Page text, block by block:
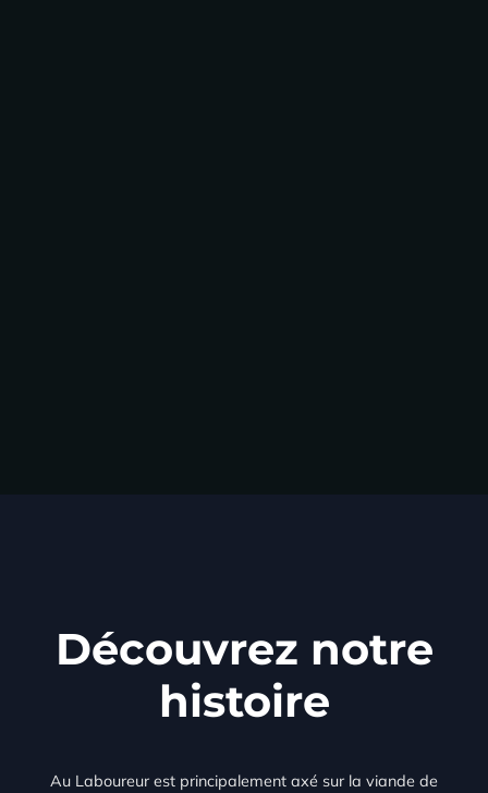
Découvrez notre
histoire
Au Laboureur est principalement axé sur la viande de